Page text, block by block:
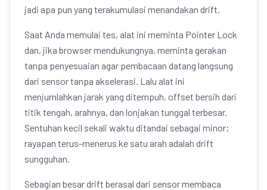
jadi apa pun yang terakumulasi menandakan drift.
Saat Anda memulai tes, alat ini meminta Pointer Lock
dan, jika browser mendukungnya, meminta gerakan
tanpa penyesuaian agar pembacaan datang langsung
dari sensor tanpa akselerasi. Lalu alat ini
menjumlahkan jarak yang ditempuh, offset bersih dari
titik tengah, arahnya, dan lonjakan tunggal terbesar.
Sentuhan kecil sekali waktu ditandai sebagai minor;
rayapan terus-menerus ke satu arah adalah drift
sungguhan.
Sebagian besar drift berasal dari sensor membaca